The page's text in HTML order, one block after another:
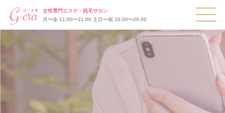
女性専門エステ・脱毛サロン
月〜金 11:00〜21:00 土日〜祝 10:00〜20:00